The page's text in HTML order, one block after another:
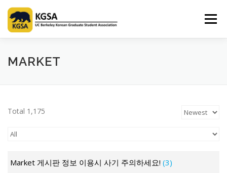
content
Menu
HOME ABOUT US
MARKET
Total 1,175
Market 게시판 정보 이용시 사기 주의하세요! (3)